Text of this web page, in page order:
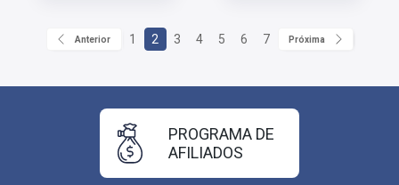
Anterior 1 2 3 4 5 6 7 Próxima
PROGRAMA DE
AFILIADOS